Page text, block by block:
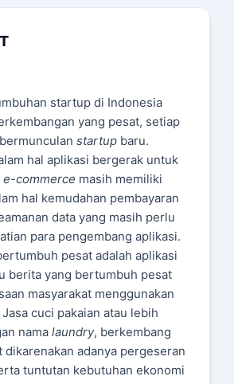
startup di Indonesia
yang pesat, setiap
startup baru.
hal aplikasi bergerak untuk
e-commerce masih memiliki
hal kemudahan pembayaran
data yang masih perlu
para pengembang aplikasi.
pesat adalah aplikasi
berita yang bertumbuh pesat
masyarakat menggunakan
cuci pakaian atau lebih
nama laundry, berkembang
dikarenakan adanya pergeseran
tuntutan kebutuhan ekonomi